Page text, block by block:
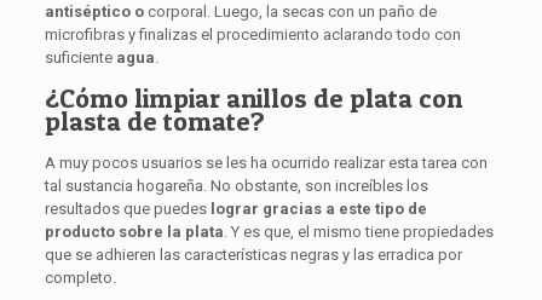
antiséptico ocorporal. Luego, la secas con un paño de
microfibras y finalizas el procedimiento aclarando todo con
suficiente agua
¿Cómo limpiar anillos de plata con
plasta de tomate?
A muy pocos usuarios se les ha ocurrido realizar esta tarea con
tal sustancia hogareña. No obstante, son increíbles los
resultados que puedes lograr gracias a este tipo de
producto sobre la plata . Y es que, el mismo tiene propiedades
que se adhieren las características negras y las erradica por
completo.